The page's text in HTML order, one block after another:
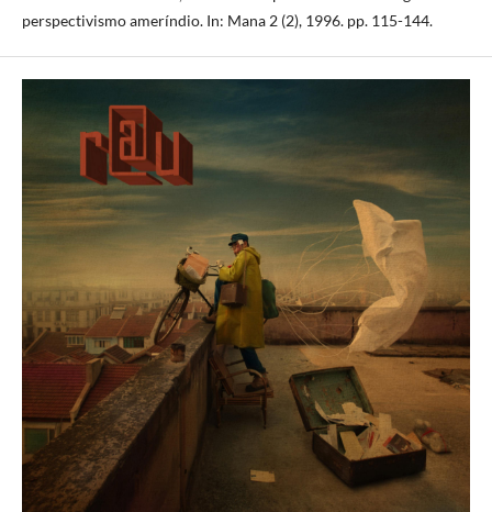
perspectivismo ameríndio. In: Mana 2 (2), 1996. pp. 115-144.